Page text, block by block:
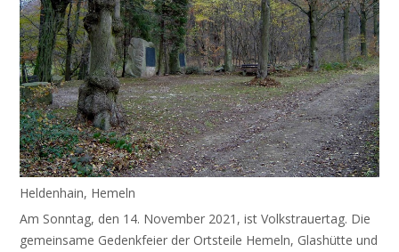
Heldenhain, Hemeln
Am Sonntag, den 14. November 2021, ist Volkstrauertag. Die
gemeinsame Gedenkfeier der Ortsteile Hemeln, Glashütte und